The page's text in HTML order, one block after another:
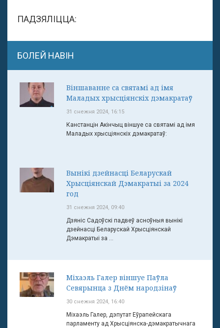
ПАДЗЯЛІЦЦА:
БОЛЕЙ НАВІН
Віншаванне са святамі ад імя
Маладых хрысціянскіх дэмакратаў
31 снежня 2024, 16:15
Канстанцін Акінчыц віншуе са святамі ад імя
Маладых хрысціянскіх дэмакратаў:
Вынікі дзейнасці Беларускай
Хрысціянскай Дэмакратыі за 2024
год
31 снежня 2024, 09:40
Дзяніс Садоўскі падвеў асноўныя вынікі
дзейнасці Беларускай Хрысціянскай
Дэмакратыі за ...
Міхаэль Галер віншуе Паўла
Севярынца з Днём народзінаў
30 снежня 2024, 16:40
Міхаэль Галер, дэпутат Еўрапейскага
парламенту ад Хрысціянска-дэмакратычнага